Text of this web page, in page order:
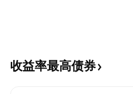
收益率最高债券